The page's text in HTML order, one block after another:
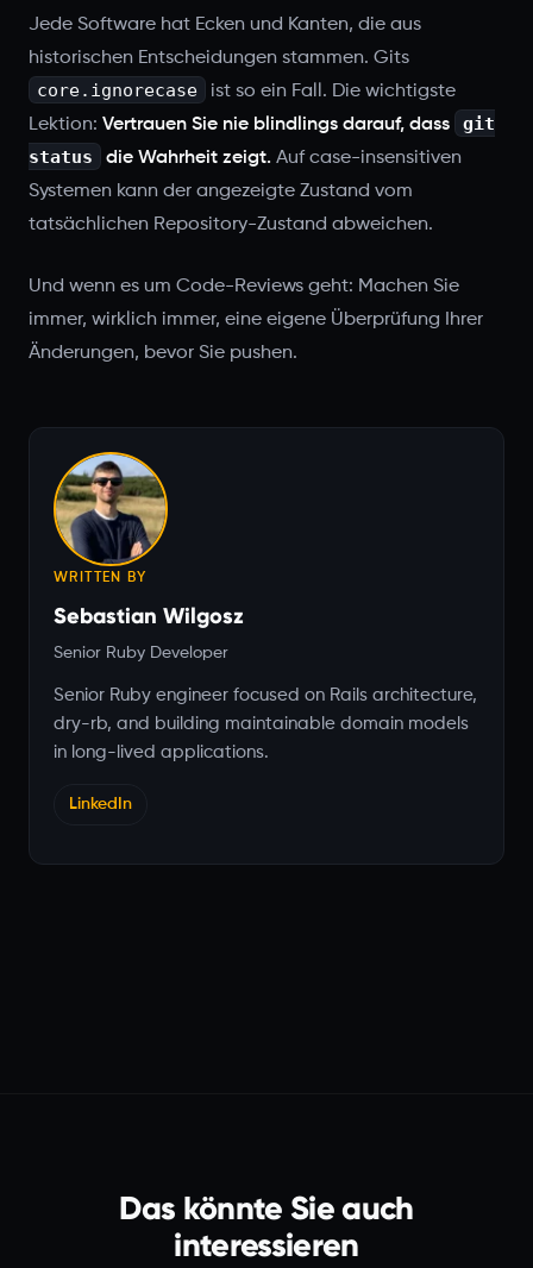
Jede Software hat Ecken und Kanten, die aus
historischen Entscheidungen stammen. Gits
core.ignorecase
ist so ein Fall. Die wichtigste
Lektion: Vertrauen Sie nie blindlings darauf, dass
git
status
die Wahrheit zeigt. Auf case-insensitiven
Systemen kann der angezeigte Zustand vom
tatsächlichen Repository-Zustand abweichen.
Und wenn es um Code-Reviews geht: Machen Sie
immer, wirklich immer, eine eigene Überprüfung Ihrer
Änderungen, bevor Sie pushen.
WRITTEN BY
Sebastian Wilgosz
Senior Ruby Developer
Senior Ruby engineer focused on Rails architecture,
dry-rb, and building maintainable domain models
in long-lived applications.
LinkedIn
Das könnte Sie auch
interessieren